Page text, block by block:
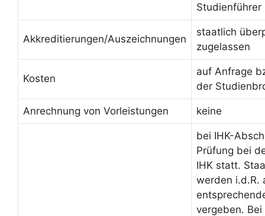
Studienführer
Akkreditierungen/Auszeichnungen
staatlich
zugelassen
Kosten
auf Anfrage
der
Anrechnung von Vorleistungen keine
bei IHK-
Prüfung bei
IHK statt.
werden i.d.R.
vergeben.